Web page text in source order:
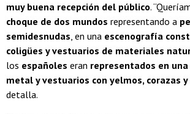
muy buena recepción del público.
choque de dos mundos representando a
semidesnudas, en una escenografía
coligües y vestuarios de materiales
los españoles eran representados en
metal y vestuarios con yelmos, corazas
detalla.